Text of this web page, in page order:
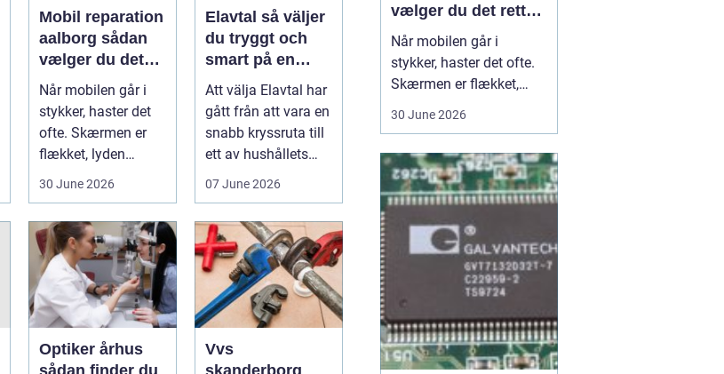
Mobil reparation
aalborg sådan
vælger du det
rette værksted
Når mobilen går i
stykker, haster det
ofte. Skærmen er
flækket, lyden
hakker, eller
30 June 2026
Elavtal så väljer
du tryggt och
smart på en
rörlig elmarknad
Att välja Elavtal har
gått från att vara en
snabb kryssruta till
ett av hushållets
viktigaste ekonom...
07 June 2026
Optiker århus
Vvs
vælger du det rette
værksted
Når mobilen går i
stykker, haster det ofte.
Skærmen er flækket,
Aalborg er der flere
værksteder at vælge
imellem, og det kan være
svært at gennemskue,
hvem der faktisk leverer
30 June 2026